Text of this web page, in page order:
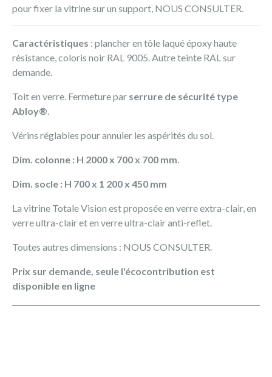
pour fixer la vitrine sur un support, NOUS CONSULTER.
Caractéristiques : plancher en tôle laqué époxy haute
résistance, coloris noir RAL 9005. Autre teinte RAL sur
demande.
Toit en verre. Fermeture par serrure de sécurité type
Abloy®.
Vérins réglables pour annuler les aspérités du sol.
Dim. colonne : H 2000 x 700 x 700 mm.
Dim. socle : H 700 x 1 200 x 450 mm
La vitrine Totale Vision est proposée en verre extra-clair, en
verre ultra-clair et en verre ultra-clair anti-reflet.
Toutes autres dimensions : NOUS CONSULTER.
Prix sur demande, seule l'écocontribution est
disponible en ligne